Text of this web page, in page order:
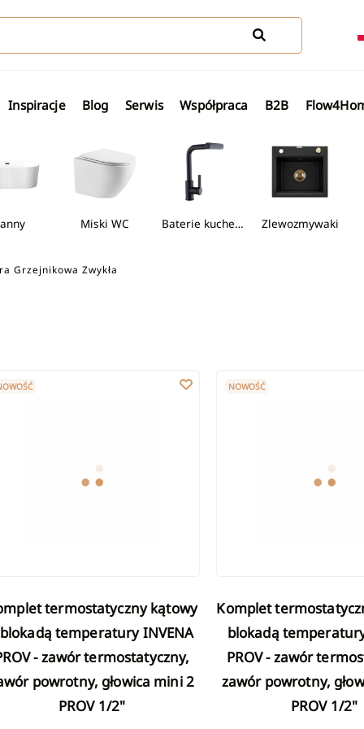
Inspiracje Blog Serwis Współpraca B2B
na drążku
1 punktowe
wszystkie Kabiny
Zobacz wszystkie Umywalki
Miski WC
Zobacz
Baterie kuchenne Zlewozmywaki
Grzejnikowa Zwykła
termostatyczny kątowy z blokadą temperatury INVENA
temperatury INVENA
- zawór termostatyczny,
powrotny, głowica mini 2
PROV 1/2"
Komplet termostatyczny
NOWOŚĆ
Komplet termostatyczny prosty z
blokadą
PROV - zawór
zawór powrotny,
PROV 1/2"